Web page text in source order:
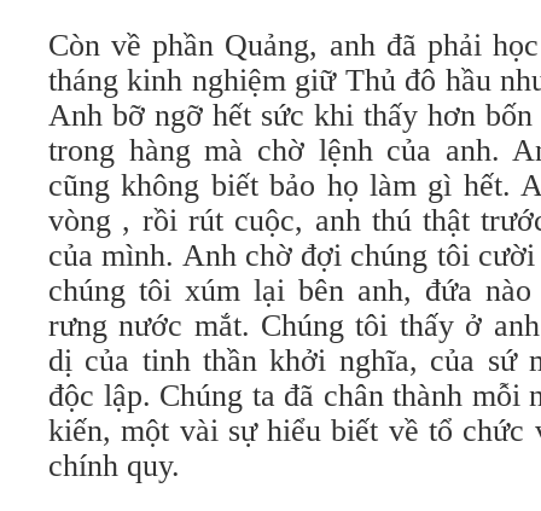
Còn về phần Quảng, anh đã phải
tháng kinh nghiệm giữ Thủ đô hầu
Anh bỡ ngỡ hết sức khi thấy hơn
trong hàng mà chờ lệnh của anh.
cũng không biết bảo họ làm gì hết.
vòng , rồi rút cuộc, anh thú thật
của mình. Anh chờ đợi chúng tôi
chúng tôi xúm lại bên anh, đứa
rưng nước mắt. Chúng tôi thấy ở
dị của tinh thần khởi nghĩa, của sứ
độc lập. Chúng ta đã chân thành
kiến, một vài sự hiểu biết về tổ
chính quy.